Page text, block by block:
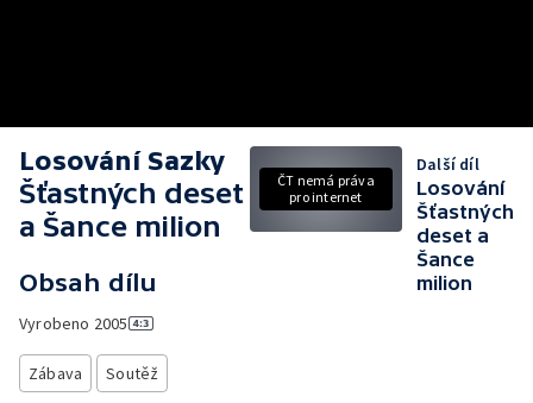
Losování Sazky
Šťastných deset
a Šance milion
Obsah dílu
Vyrobeno 2005
Zábava Soutěž
ČT nemá práva
pro internet
Další díl
Losování
Šťastných
deset a
Šance
milion